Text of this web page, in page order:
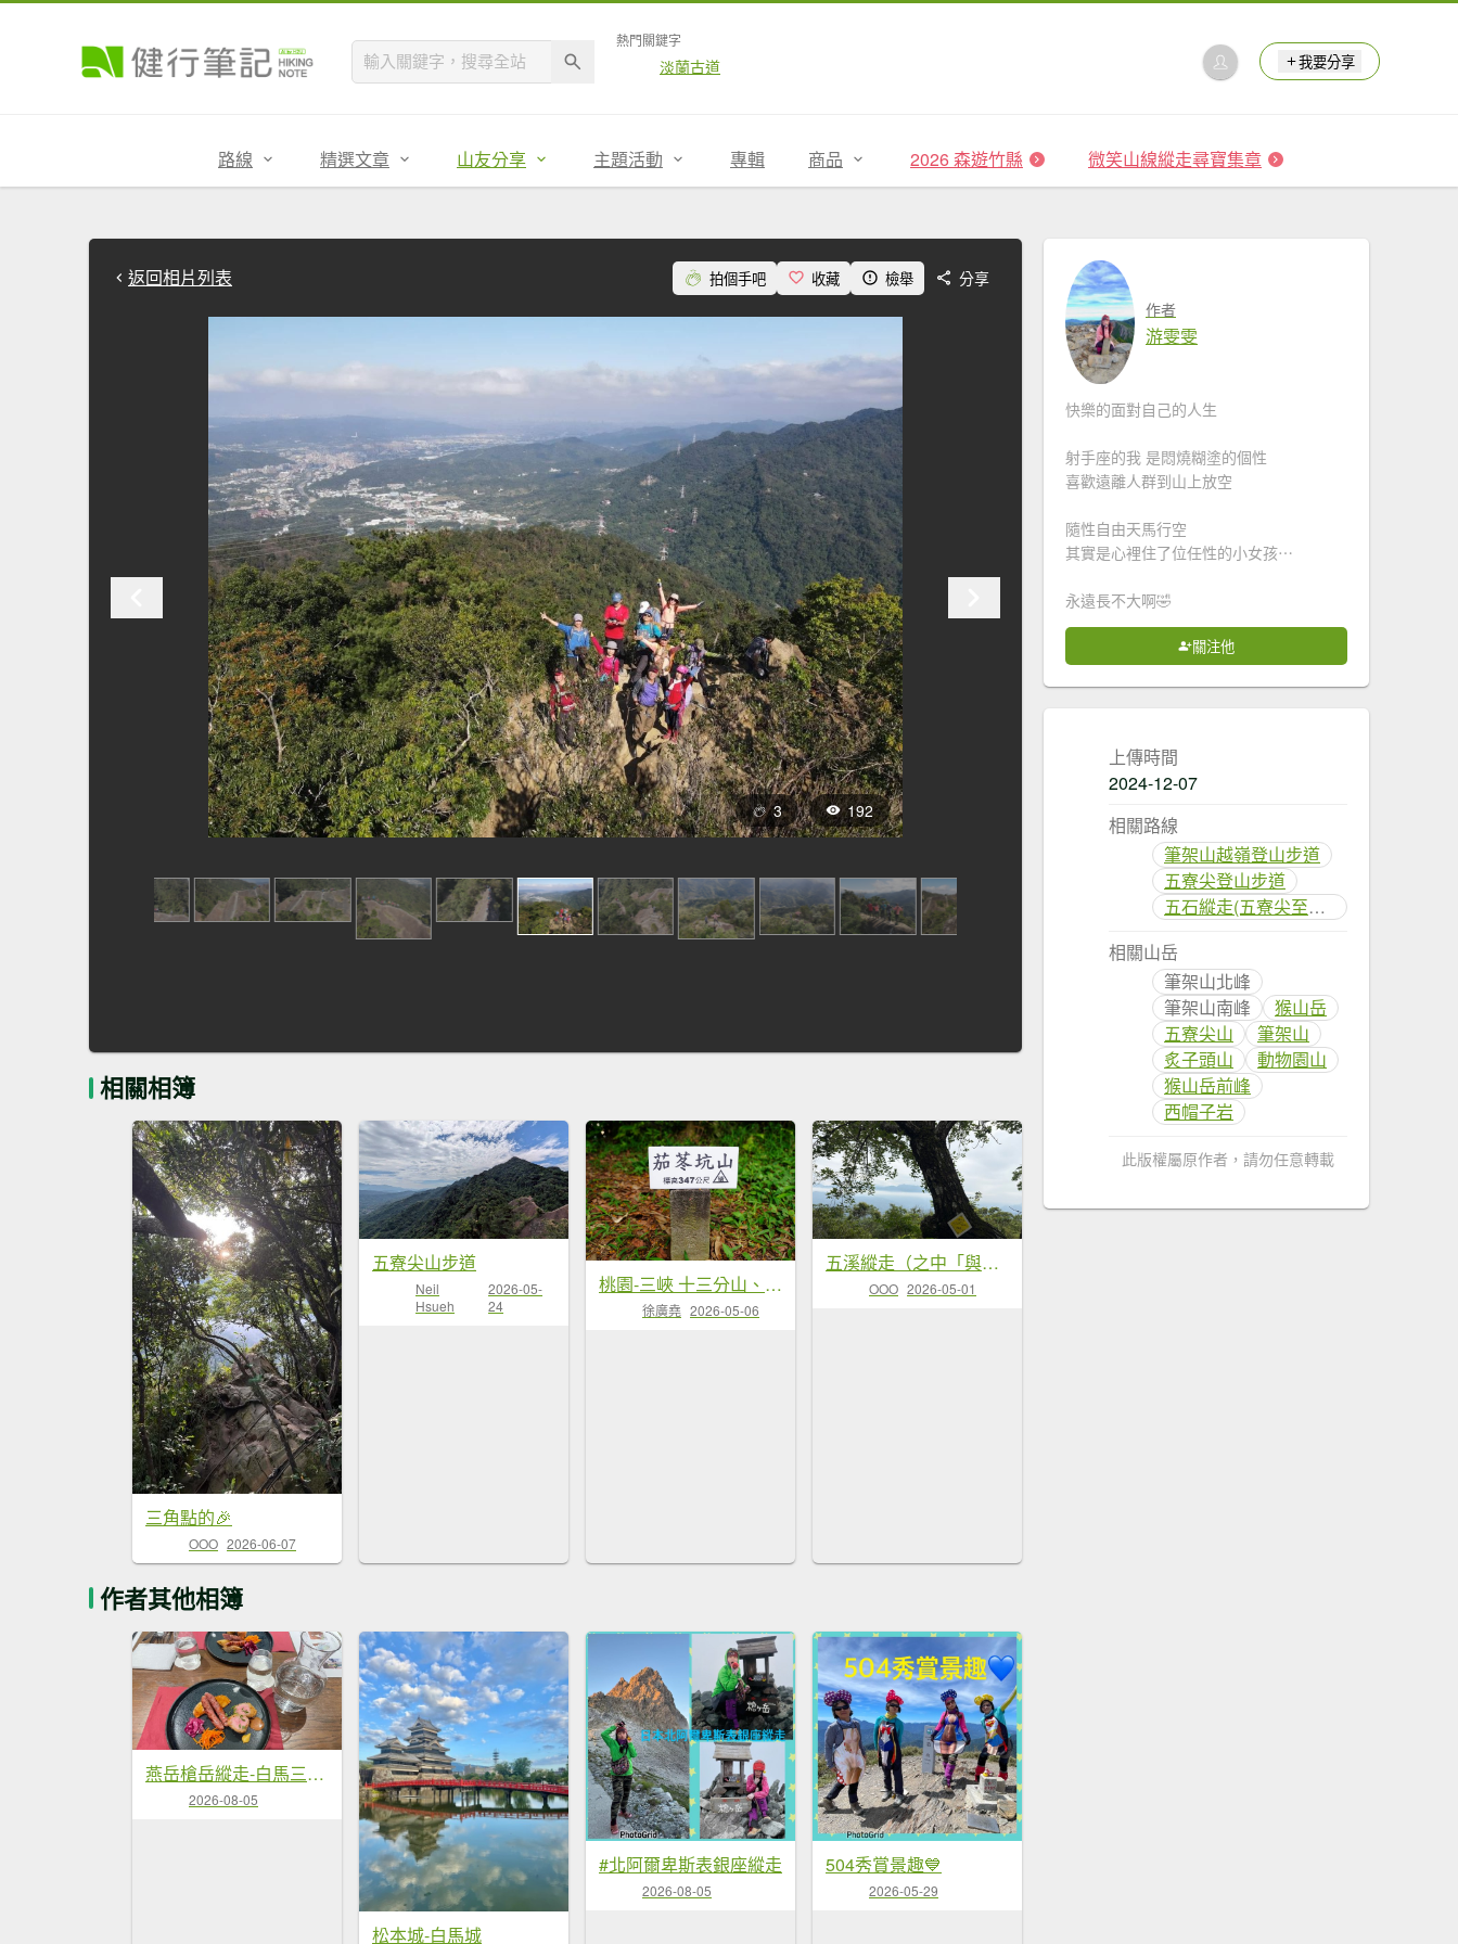
熱門關鍵字
淡蘭古道 我要分享
路線 精選文章 山友分享 主題活動 專輯 商品 2026 森遊竹縣 微笑山線縱走尋寶集章
返回相片列表 拍個手吧 收藏 檢舉 分享
3 192
相關相簿
三角點的🎉
OOO 2026-06-07
五寮尖山步道
Neil
Hsueh
2026-05-
24
桃園-三峽 十三分山、金面山、金山面山、山麻坑山、茄苳坑山、阿屘尖
徐廣堯 2026-05-06
五溪縱走（之中「與世隔絕」的孤寂美感。
OOO 2026-05-01
作者其他相簿
燕岳槍岳縱走-白馬三山山屋美食❤️慶功宴
2026-08-05
松本城-白馬城
#北阿爾卑斯表銀座縱走
2026-08-05
504秀賞景趣💙
2026-05-29
作者
游雯雯
快樂的面對自己的人生
射手座的我 是悶燒糊塗的個性
喜歡遠離人群到山上放空
隨性自由天馬行空
其實是心裡住了位任性的小女孩⋯
永遠長不大啊🤣
關注他
上傳時間
2024-12-07
相關路線
筆架山越嶺登山步道
五寮尖登山步道
五石縱走(五寮尖至石門水庫)
相關山岳
筆架山北峰
筆架山南峰
猴山岳
五寮尖山
筆架山
炙子頭山
動物園山
猴山岳前峰
西帽子岩
此版權屬原作者，請勿任意轉載